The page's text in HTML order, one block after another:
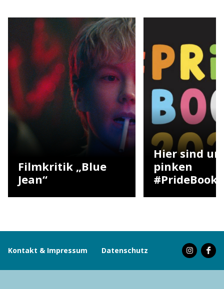
Filmkritik „Blue
Jean“
Hier sind
pinken
Kontakt & Impressum Datenschutz